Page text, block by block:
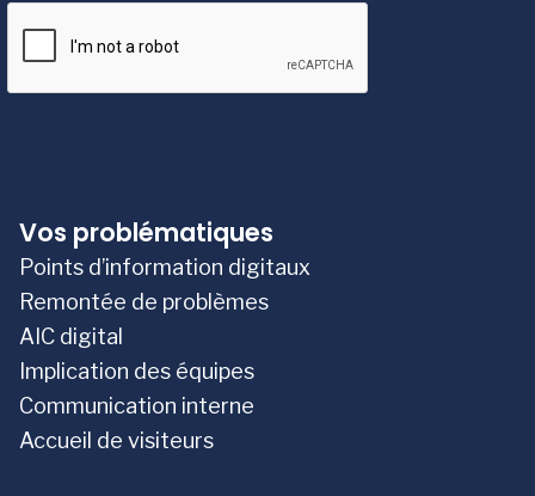
Vos problématiques
Points d’information digitaux
Remontée de problèmes
AIC digital
Implication des équipes
Communication interne
Accueil de visiteurs